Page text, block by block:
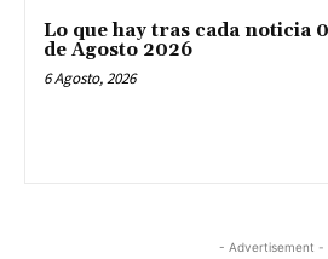
Lo que hay tras cada noticia
de Agosto 2026
6 Agosto, 2026
- Advertisement -